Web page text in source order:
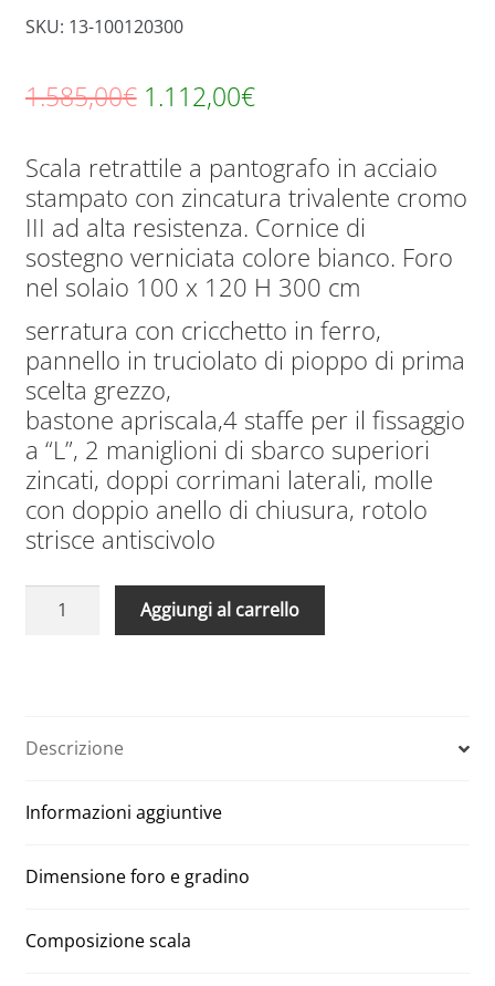
SKU: 13-100120300
1.585,00€ Il
originale
era:
1.585,00€.
1.112,00€Il
attuale
è:
1.112,00€.
Scala retrattile a pantografo in acciaio
stampato con zincatura trivalente cromo
III ad alta resistenza. Cornice di
sostegno verniciata colore bianco. Foro
nel solaio 100 x 120 H 300 cm
serratura con cricchetto in ferro,
pannello in truciolato di pioppo di prima
scelta grezzo,
bastone apriscala,4 staffe per il fissaggio
a “L”, 2 maniglioni di sbarco superiori
zincati, doppi corrimani laterali, molle
con doppio anello di chiusura, rotolo
strisce antiscivolo
Scale
segmenti
120
300
Aggiungi al carrello
Descrizione
Informazioni aggiuntive
Dimensione foro e gradino
Composizione scala